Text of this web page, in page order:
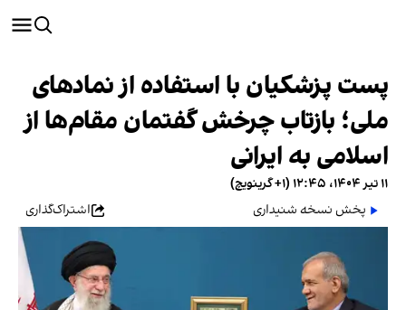
پست پزشکیان با استفاده از نمادهای
ملی؛ بازتاب چرخش گفتمان مقام‌ها از
اسلامی به ایرانی
۱۱ تیر ۱۴۰۴، ۱۲:۴۵ (‎+۱ گرینویچ)
پخش نسخه شنیداری
اشتراک‌گذاری